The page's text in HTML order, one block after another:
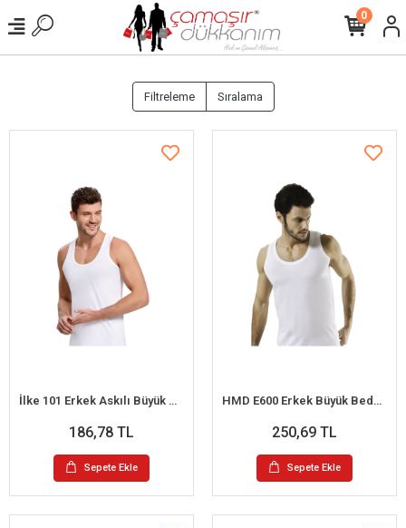
0
Filtreleme Sıralama
İlke 101 Erkek Askılı Büyük Beden Atlet 3XL
186,78 TL
Sepete Ekle
HMD E600 Erkek Büyük Beden Süprem Askılı Atlet XXL
250,69 TL
Sepete Ekle